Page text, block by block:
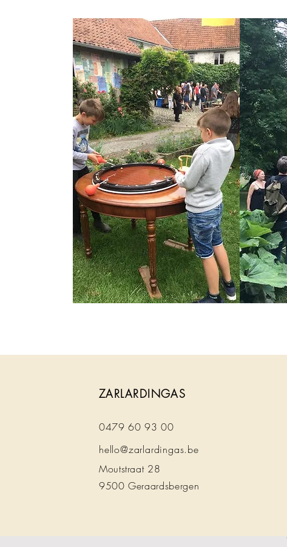
ZARLARDINGAS
0479 60 93 00
hello@zarlardingas.be
Moutstraat 28
9500 Geraardsbergen